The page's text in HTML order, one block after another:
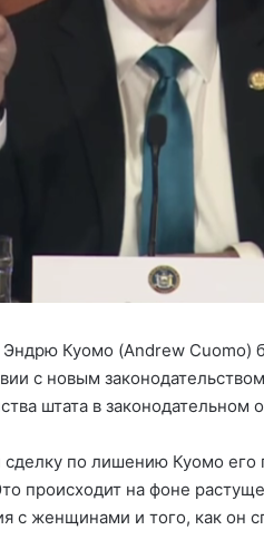
Куомо (Andrew Cuomo)
с новым
штата в законодательном
сделку по лишению Куомо
происходит на фоне
с женщинами и того, как он